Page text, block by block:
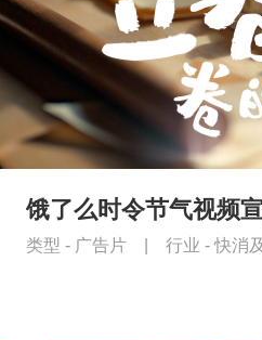
饿了么时令节气视频
类型 - 广告片 行业 -快消